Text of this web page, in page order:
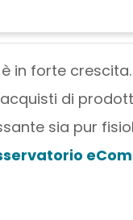
è in forte
di
sia pur